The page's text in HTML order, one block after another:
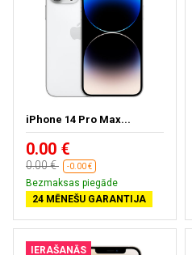
iPhone 14 Pro Max...
0.00 €
0.00 € -0.00 €
Bezmaksas piegāde
24 MĒNEŠU GARANTIJA
IERAŠANĀS